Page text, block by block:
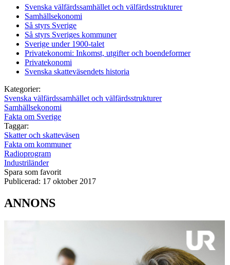
Svenska välfärdssamhället och välfärdsstrukturer
Samhällsekonomi
Så styrs Sverige
Så styrs Sveriges kommuner
Sverige under 1900-talet
Privatekonomi: Inkomst, utgifter och boendeformer
Privatekonomi
Svenska skatteväsendets historia
Kategorier:
Svenska välfärdssamhället och välfärdsstrukturer
Samhällsekonomi
Fakta om Sverige
Taggar:
Skatter och skatteväsen
Fakta om kommuner
Radioprogram
Industriländer
Spara som favorit
Publicerad: 17 oktober 2017
ANNONS